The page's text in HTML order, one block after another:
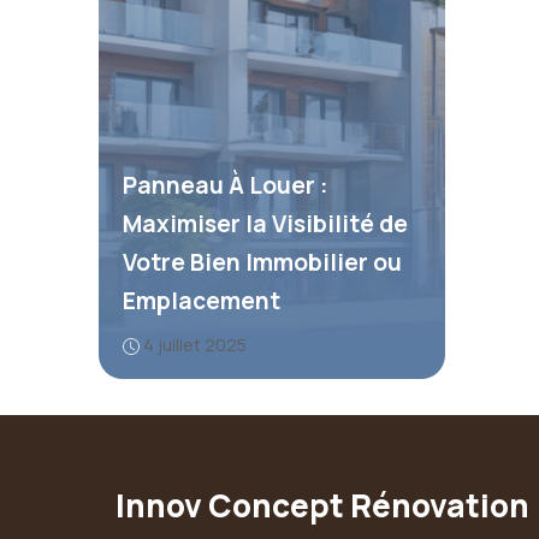
Panneau À Louer :
Maximiser la Visibilité de
Votre Bien Immobilier ou
Emplacement
4 juillet 2025
Innov Concept Rénovation